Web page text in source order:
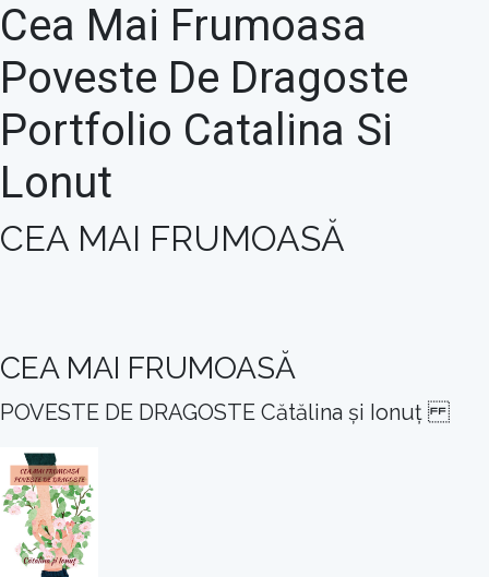
Cea Mai Frumoasa
Poveste De Dragoste
Portfolio Catalina Si
Lonut
CEA MAI FRUMOASĂ
CEA MAI FRUMOASĂ
POVESTE DE DRAGOSTE Cătălina și Ionuț